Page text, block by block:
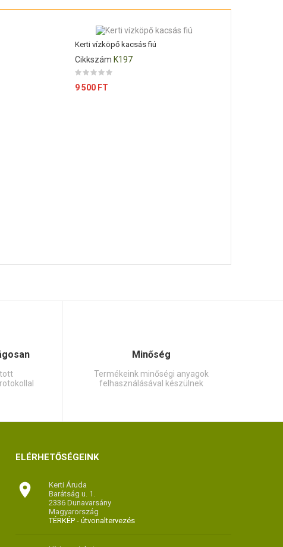
Kerti vízköpő kacsás fiú
Cikkszám K197
Ár
9 500 FT
Minőség
Termékeink minőségi anyagok
felhasználásával készülnek
ELÉRHETŐSÉGEINK

Kerti Áruda
Barátság u. 1.
2336 Dunavarsány
Magyarország
TÉRKÉP - útvonaltervezés